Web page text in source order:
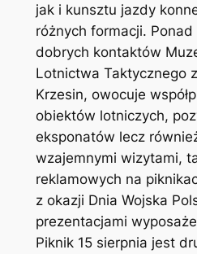
jak i kunsztu jazdy
różnych formacji.
dobrych kontaktów
Lotnictwa Taktycznego
Krzesin, owocuje
obiektów lotniczych,
eksponatów lecz
wzajemnymi wizytami,
reklamowych na
z okazji Dnia Wojska
prezentacjami
Piknik 15 sierpnia jest